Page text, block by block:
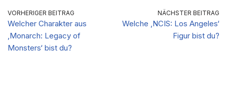
VORHERIGER BEITRAG
Welcher Charakter aus
‚Monarch: Legacy of
Monsters‘ bist du?
NÄCHSTER BEITRAG
Welche ‚NCIS: Los Angeles‘
Figur bist du?